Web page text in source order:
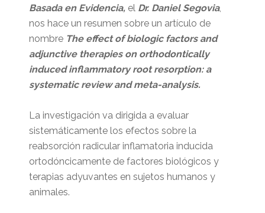
Basada en Evidencia,el Dr. Daniel Segovia,
nos hace un resumen sobre un artículo de
nombre The effect of biologic factors and
adjunctive therapies on orthodontically
induced inflammatory root resorption: a
systematic review and meta-analysis.
La investigación va dirigida a evaluar
sistemáticamente los efectos sobre la
reabsorción radicular inflamatoria inducida
ortodóncicamente de factores biológicos y
terapias adyuvantes en sujetos humanos y
animales.